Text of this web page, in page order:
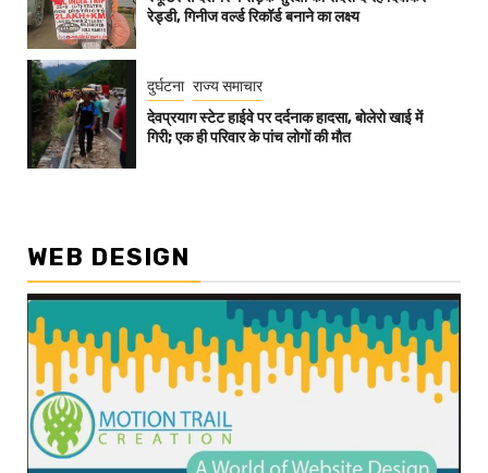
रेड्डी, गिनीज वर्ल्ड रिकॉर्ड बनाने का लक्ष्य
दुर्घटना राज्य समाचार
देवप्रयाग स्टेट हाईवे पर दर्दनाक हादसा, बोलेरो खाई में
गिरी; एक ही परिवार के पांच लोगों की मौत
WEB DESIGN